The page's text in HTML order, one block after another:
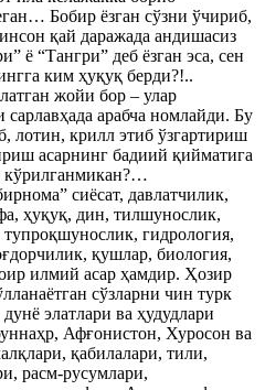
Бобир ёзган сўзни ўчириб,
қай даражада андишасиз
ё “Тангри” деб ёзган эса, сен
ким ҳуқуқ берди?!..
жойи бор – улар
арабча номлайди. Бу
лотин, крилл этиб ўзгартириш
асарнинг бадиий қийматига
кўрилганмикан?…
сиёсат, давлатчилик,
ҳуқуқ, дин, тилшунослик,
гидрология,
қушлар, биология,
илмий асар ҳамдир. Ҳозир
сўзларни чин турк
элатлари ва ҳудудлари
Афғонистон, Хуросон ва
қабилалари, тили,
расм-русумлари,